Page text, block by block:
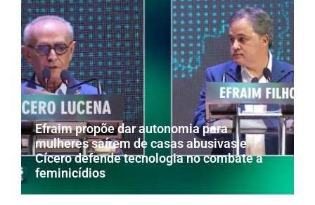
Efraim propõe dar autonomia para
mulheres saírem de casas abusivas e
Cícero defende tecnologia no combate a
feminicídios